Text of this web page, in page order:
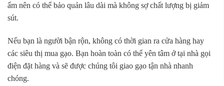
ẩm nên có thể bảo quản lâu dài mà không sợ chất lượng bị giảm
sút.
Nếu bạn là người bận rộn, không có thời gian ra cửa hàng hay
các siêu thị mua gạo. Bạn hoàn toàn có thể yên tâm ở tại nhà gọi
điện đặt hàng và sẽ được chúng tôi giao gạo tận nhà nhanh
chóng.